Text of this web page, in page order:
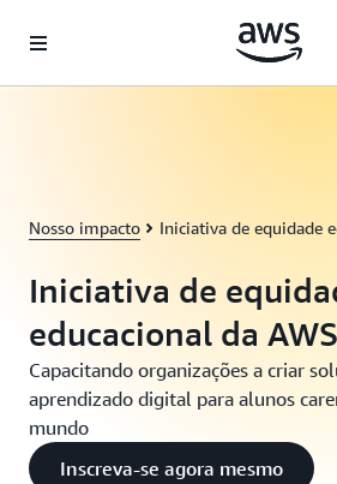
Pular para o conteúdo principal
Nosso impacto Iniciativa de equidade
Iniciativa de
educacional da AWS
Capacitando organizações a criar
aprendizado digital para alunos
mundo
Inscreva-se agora mesmo